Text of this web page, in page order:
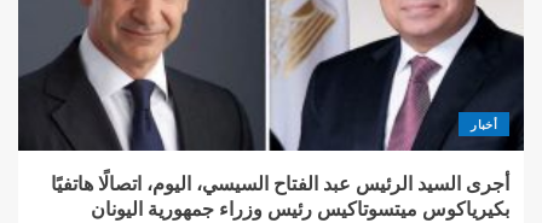
أخبار
أجرى السيد الرئيس عبد الفتاح السيسي، اليوم، اتصالًا هاتفيًا
بكيرياكوس ميتسوتاكيس رئيس وزراء جمهورية اليونان